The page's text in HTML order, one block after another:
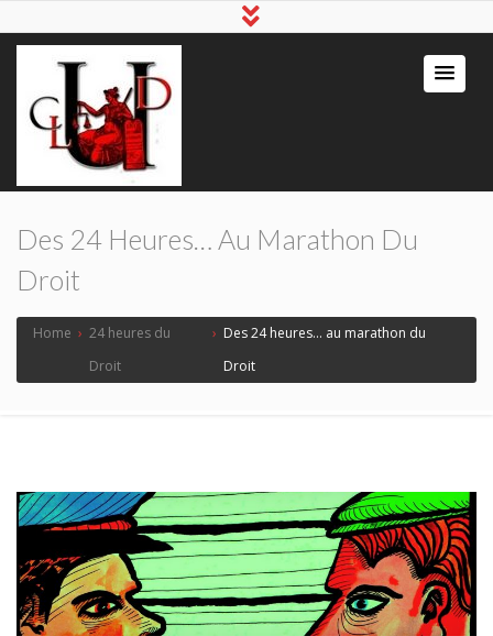
Des 24 Heures… Au Marathon Du
Droit
Home › 24 heures du
Droit
› Des 24 heures… au marathon du
Droit